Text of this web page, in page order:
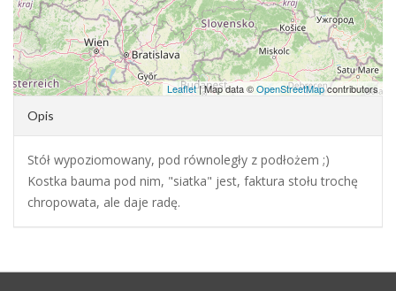
Leaflet| Map data ©OpenStreetMapcontributors
Opis
Stół wypoziomowany, pod równoległy z podłożem ;)
Kostka bauma pod nim, "siatka" jest, faktura stołu trochę
chropowata, ale daje radę.